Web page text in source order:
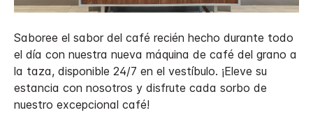
Saboree el sabor del café recién hecho durante todo
el día con nuestra nueva máquina de café del grano a
la taza, disponible 24/7 en el vestíbulo. ¡Eleve su
estancia con nosotros y disfrute cada sorbo de
nuestro excepcional café!